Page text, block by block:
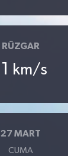
RÜZGAR
km/s
27 MART
CUMA